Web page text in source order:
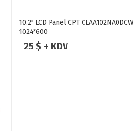
10.2" LCD Panel CPT CLAA102NA0DCW
1024*600
25 $ + KDV